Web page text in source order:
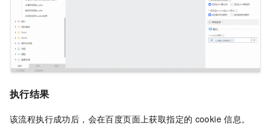
执行结果
该流程执行成功后，会在百度页面上获取指定的 cookie 信息。